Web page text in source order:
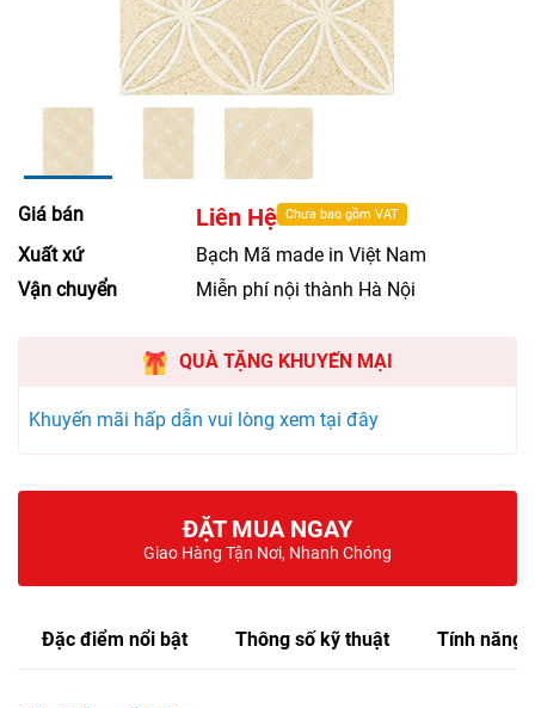
Giá bán Liên Hệ Chưa bao gồm VAT
Xuất xứ
Bạch Mã made in Việt Nam
Vận chuyển
Miễn phí nội thành Hà Nội
QUÀ TẶNG KHUYẾN MẠI
Khuyến mãi hấp dẫn vui lòng xem tại đây
ĐẶT MUA NGAY
Giao Hàng Tận Nơi, Nhanh Chóng
Đặc điểm nổi bật Thông số kỹ thuật Tính năng